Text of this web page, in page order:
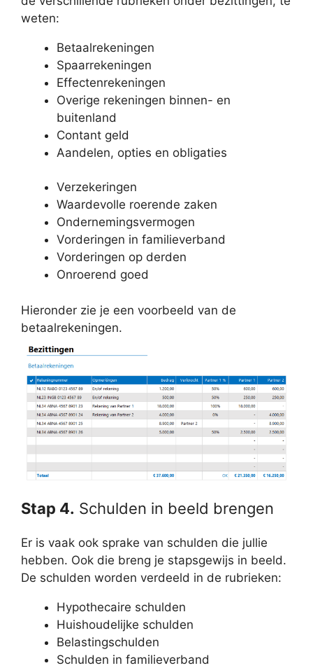
weten:
Betaalrekeningen
Spaarrekeningen
Effectenrekeningen
Overige rekeningen binnen- en
buitenland
Contant geld
Aandelen, opties en obligaties
Verzekeringen
Waardevolle roerende zaken
Ondernemingsvermogen
Vorderingen in familieverband
Vorderingen op derden
Onroerend goed
Hieronder zie je een voorbeeld van de
betaalrekeningen.
Stap 4. Schulden in beeld brengen
Er is vaak ook sprake van schulden die jullie
hebben. Ook die breng je stapsgewijs in beeld.
De schulden worden verdeeld in de rubrieken:
Hypothecaire schulden
Huishoudelijke schulden
Belastingschulden
Schulden in familieverband